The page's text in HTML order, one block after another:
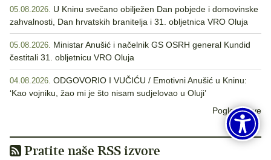
05.08.2026. U Kninu svečano obilježen Dan pobjede i domovinske
zahvalnosti, Dan hrvatskih branitelja i 31. obljetnica VRO Oluja
05.08.2026. Ministar Anušić i načelnik GS OSRH general Kundid
čestitali 31. obljetnicu VRO Oluja
04.08.2026. ODGOVORIO I VUČIĆU / Emotivni Anušić u Kninu:
‘Kao vojniku, žao mi je što nisam sudjelovao u Oluji’
Pogledaj sve
Pratite naše RSS izvore